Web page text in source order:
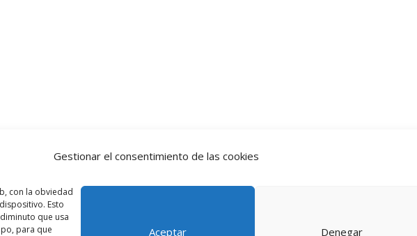
Gestionar el consentimiento de las cookies
con la obviedad
Esto
que usa
para que
Aceptar Denegar